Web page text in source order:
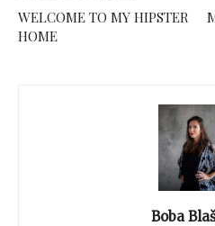
WELCOME TO MY HIPSTER
HOME
Boba